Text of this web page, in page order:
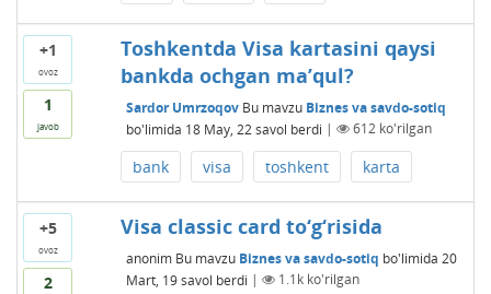
+1
ovoz
1
javob
Toshkentda Visa kartasini qaysi
bankda ochgan ma’qul?
Sardor Umrzoqov Bu mavzu Biznes va savdo-sotiq
bo'limida 18 May, 22 savol berdi | 612ko'rilgan
bank visa toshkent karta
+5
ovoz
2
Visa classic card to‘g‘risida
anonim Bu mavzu Biznes va savdo-sotiq bo'limida 20
Mart, 19 savol berdi | 1.1kko'rilgan